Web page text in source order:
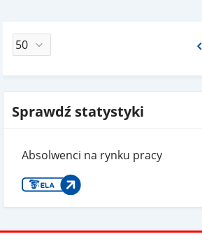
Sprawdź statystyki
Absolwenci na rynku pracy